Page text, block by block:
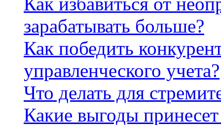
зарабатывать больше?
Как победить
управленческого учета?
Что делать для
Какие выгоды